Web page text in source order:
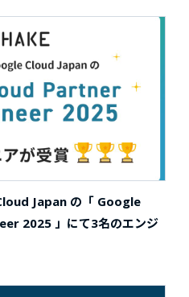
Japan の「 Google
2025 」にて3名のエンジ